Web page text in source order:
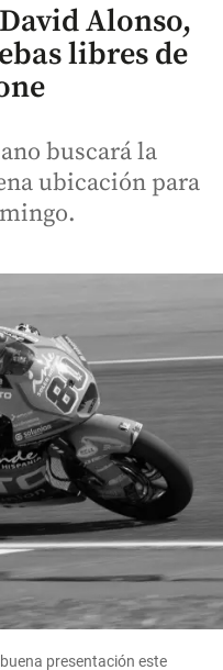
Alonso,
libres de
buscará la
ubicación para
presentación este